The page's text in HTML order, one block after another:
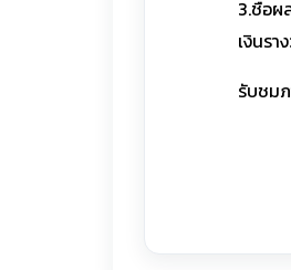
3.ชื่อผ
เงินร
รับชม